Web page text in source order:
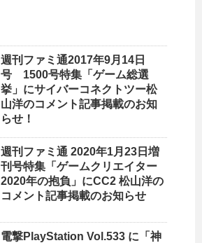
週刊ファミ通2017年9月14日
号 1500号特集「ゲーム総選
挙」にサイバーコネクトツー松
山洋のコメント記事掲載のお知
らせ！
週刊ファミ通 2020年1月23日増
刊号特集「ゲームクリエイター
2020年の抱負」にCC2 松山洋の
コメント記事掲載のお知らせ
電撃PlayStation Vol.533 に「神